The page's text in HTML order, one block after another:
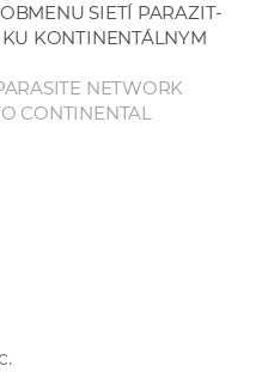
a
c
o
SIETÍ PARAZIT-
KONTINENTÁLNYM
NETWORK
CONTINENTAL